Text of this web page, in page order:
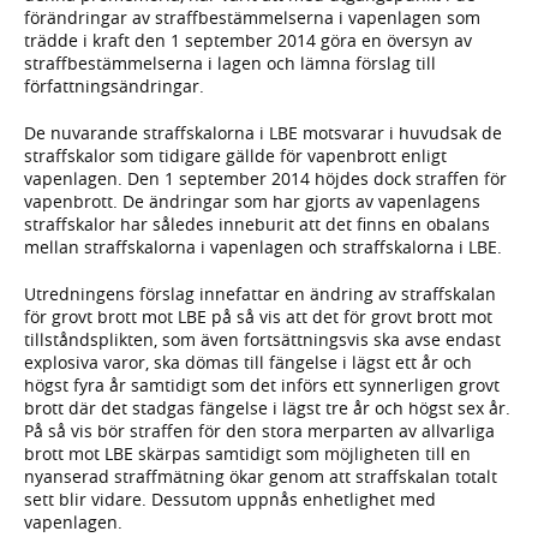
förändringar av straffbestämmelserna i vapenlagen som
trädde i kraft den 1 september 2014 göra en översyn av
straffbestämmelserna i lagen och lämna förslag till
författningsändringar.
De nuvarande straffskalorna i LBE motsvarar i huvudsak de
straffskalor som tidigare gällde för vapenbrott enligt
vapenlagen. Den 1 september 2014 höjdes dock straffen för
vapenbrott. De ändringar som har gjorts av vapenlagens
straffskalor har således inneburit att det finns en obalans
mellan straffskalorna i vapenlagen och straffskalorna i LBE.
Utredningens förslag innefattar en ändring av straffskalan
för grovt brott mot LBE på så vis att det för grovt brott mot
tillståndsplikten, som även fortsättningsvis ska avse endast
explosiva varor, ska dömas till fängelse i lägst ett år och
högst fyra år samtidigt som det införs ett synnerligen grovt
brott där det stadgas fängelse i lägst tre år och högst sex år.
På så vis bör straffen för den stora merparten av allvarliga
brott mot LBE skärpas samtidigt som möjligheten till en
nyanserad straffmätning ökar genom att straffskalan totalt
sett blir vidare. Dessutom uppnås enhetlighet med
vapenlagen.